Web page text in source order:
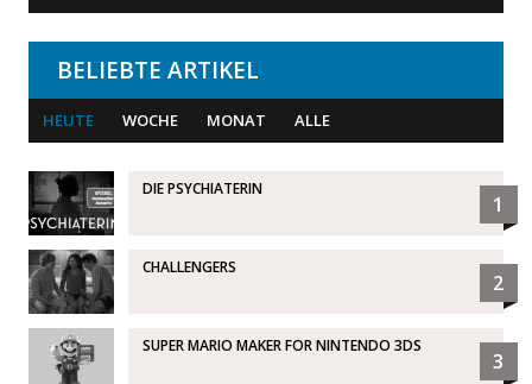
BELIEBTE ARTIKEL
HEUTE WOCHE MONAT ALLE
DIE PSYCHIATERIN
1
CHALLENGERS
2
SUPER MARIO MAKER FOR NINTENDO 3DS
3